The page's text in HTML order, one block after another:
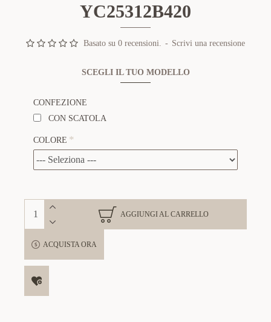
YC25312B420
Basato su 0 recensioni. - Scrivi una recensione
SCEGLI IL TUO MODELLO
CONFEZIONE
CON SCATOLA
COLORE
AGGIUNGI AL CARRELLO
ACQUISTA ORA